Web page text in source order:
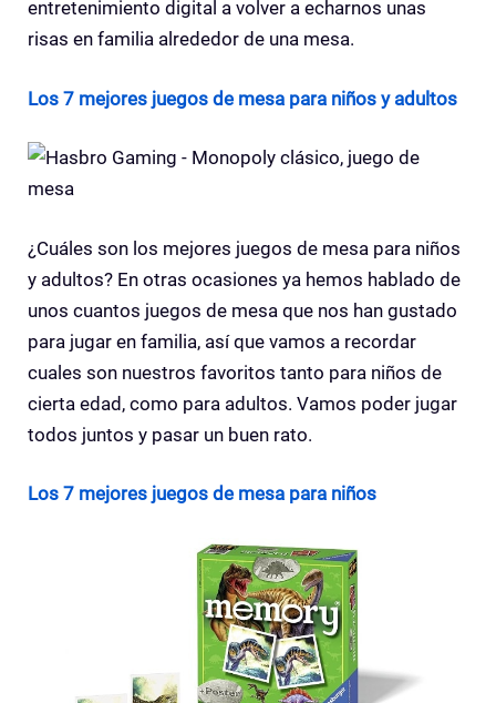
entretenimiento digital a volver a echarnos unas
risas en familia alrededor de una mesa.
Los 7 mejores juegos de mesa para niños y adultos
¿Cuáles son los mejores juegos de mesa para niños
y adultos? En otras ocasiones ya hemos hablado de
unos cuantos juegos de mesa que nos han gustado
para jugar en familia, así que vamos a recordar
cuales son nuestros favoritos tanto para niños de
cierta edad, como para adultos. Vamos poder jugar
todos juntos y pasar un buen rato.
Los 7 mejores juegos de mesa para niños